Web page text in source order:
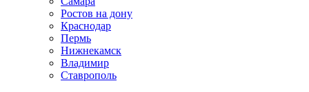
Ростов на дону
Краснодар
Пермь
Нижнекамск
Владимир
Ставрополь